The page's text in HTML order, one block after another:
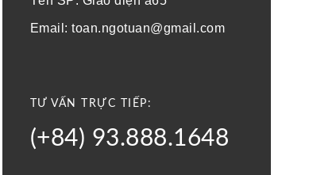
Email: toan.ngotuan@gmail.com
TƯ VẤN TRỰC TIẾP:
(+84) 93.888.1648